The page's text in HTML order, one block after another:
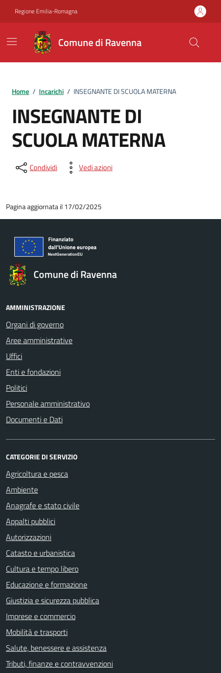
Regione Emilia-Romagna
Comune di Ravenna
Home / Incarichi / INSEGNANTE DI SCUOLA MATERNA
INSEGNANTE DI
SCUOLA MATERNA
Condividi Vedi azioni
Pagina aggiornata il 17/02/2025
Comune di Ravenna
AMMINISTRAZIONE
Organi di governo
Aree amministrative
Uffici
Enti e fondazioni
Politici
Personale amministrativo
Documenti e Dati
CATEGORIE DI SERVIZIO
Agricoltura e pesca
Ambiente
Anagrafe e stato civile
Appalti pubblici
Autorizzazioni
Catasto e urbanistica
Cultura e tempo libero
Educazione e formazione
Giustizia e sicurezza pubblica
Imprese e commercio
Mobilità e trasporti
Salute, benessere e assistenza
Tributi, finanze e contravvenzioni